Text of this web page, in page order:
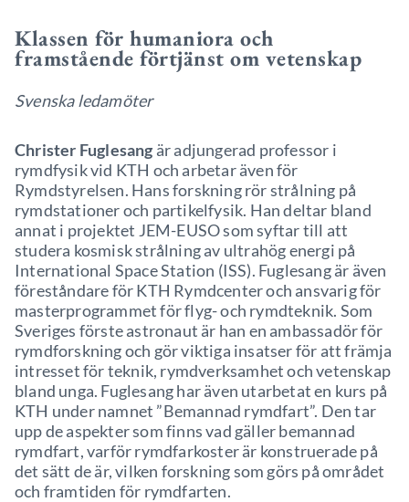
Klassen för humaniora och
framstående förtjänst om vetenskap
Svenska ledamöter
Christer Fuglesang är adjungerad professor i
rymdfysik vid KTH och arbetar även för
Rymdstyrelsen. Hans forskning rör strålning på
rymdstationer och partikelfysik. Han deltar bland
annat i projektet JEM-EUSO som syftar till att
studera kosmisk strålning av ultrahög energi på
International Space Station (ISS). Fuglesang är även
föreståndare för KTH Rymdcenter och ansvarig för
masterprogrammet för flyg- och rymdteknik. Som
Sveriges förste astronaut är han en ambassadör för
rymdforskning och gör viktiga insatser för att främja
intresset för teknik, rymdverksamhet och vetenskap
bland unga. Fuglesang har även utarbetat en kurs på
KTH under namnet ”Bemannad rymdfart”. Den tar
upp de aspekter som finns vad gäller bemannad
rymdfart, varför rymdfarkoster är konstruerade på
det sätt de är, vilken forskning som görs på området
och framtiden för rymdfarten.